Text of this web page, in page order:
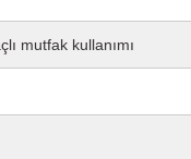
mutfak kullanımı